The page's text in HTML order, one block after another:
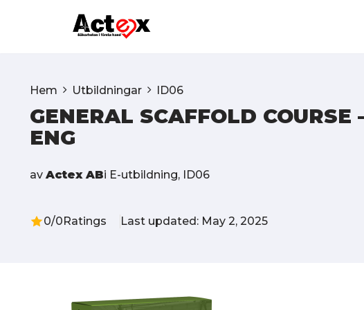
Hem Utbildningar ID06
GENERAL SCAFFOLD COURSE
ENG
av Actex ABi E-utbildning, ID06
0/0 Ratings Last updated: May 2, 2025